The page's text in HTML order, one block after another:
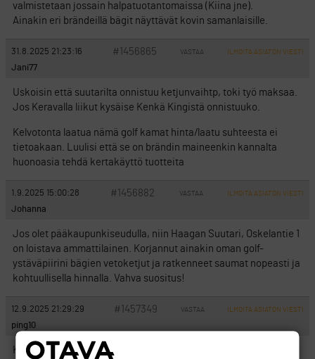
valmistetaan jossain halpatuotantomaissa (Kiina jne).
Ainakin eri brändeillä bägit näyttävät kovin samanlaisille.
31.8.2025 21:23:16 #1456865 VASTAA ILMOITA ASIATON VIESTI
Jani77
Uskoisin että suutarilta onnistuu ketjunvaihtp, toki työ maksaa.
Jos Keravalla liikut kysäise Kenkä Kingistä onnistuuko.
Kelvotonta laatua nämä golf kamat hinta/laatu suhteesta ei
tietoakaan. Luulisi että se on brändin maineenkin kannalta
huonoasia tehdä kertakäyttö tuotteita
1.9.2025 15:00:28 #1456882 VASTAA ILMOITA ASIATON VIESTI
Johanna
Jos olet pääkaupunkiseudulla, niin Haagan Suutari, Oskelantie 1
on loistava ammattilainen. Korjannut ainakin oman golf-
ystäväpiirini bägien vetoketjut ja ratkenneet saumat nopeasti ja
kohtuullisella hinnalla. Vahva suositus!
12.9.2025 21:29:29 #1457349 VASTAA ILMOITA ASIATON VIESTI
ping10
Kiitos Johanna. Kolme vetoketjua kahdesta bagistä korjattu